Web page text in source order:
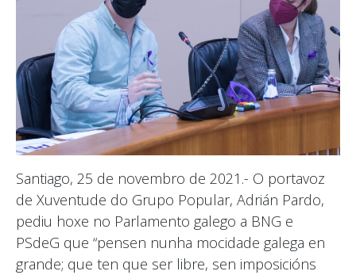
Santiago, 25 de novembro de 2021.- O portavoz
de Xuventude do Grupo Popular, Adrián Pardo,
pediu hoxe no Parlamento galego a BNG e
PSdeG que “pensen nunha mocidade galega en
grande; que ten que ser libre, sen imposicións